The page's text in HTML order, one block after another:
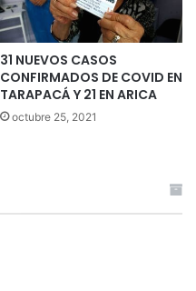
31 NUEVOS CASOS
CONFIRMADOS DE COVID EN
TARAPACÁ Y 21 EN ARICA
octubre 25, 2021